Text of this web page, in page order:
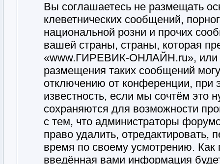
Вы соглашаетесь не размещать
клеветнических сообщений,
национальной розни и прочих
вашей страны, страны, которая
«www.ГИРЕВИК-ОНЛАЙН.ru», или
размещения таких сообщений
отключению от конференции, при
известность, если мы сочтём это
сохраняются для возможности
с тем, что администраторы
право удалить,
время по своему усмотрению. Как
введённая вами информация